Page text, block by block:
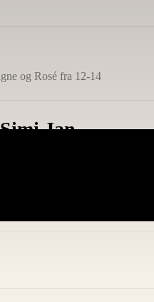
og Rosé fra 12-14
Jan